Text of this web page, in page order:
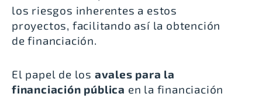
los riesgos inherentes a estos
proyectos, facilitando así la obtención
de financiación.
El papel de los avales para la
financiación pública en la financiación